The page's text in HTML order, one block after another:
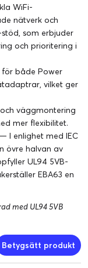
WiFi-
nätverk och
som erbjuder
och prioritering i
både Power
vilket ger
väggmontering
mer flexibilitet.
I enlighet med IEC
övre halvan av
UL94 5VB-
EBA63 en
med UL94 5VB
Betygsätt produkt